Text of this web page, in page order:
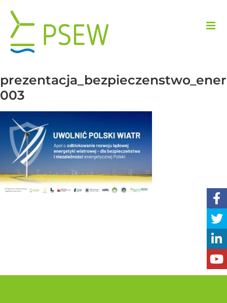
zawartości
003